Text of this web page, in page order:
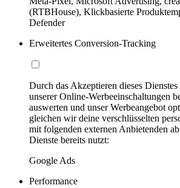
(RTBHouse), Klickbasierte
Defender
Erweitertes Conversion-Tracking
Durch das Akzeptieren dieses
unserer Online-Werbeeinschaltungen
auswerten und unser Werbeangebot
gleichen wir deine verschlüsselten
mit folgenden externen Anbietenden
Dienste bereits nutzt:
Google Ads
Performance